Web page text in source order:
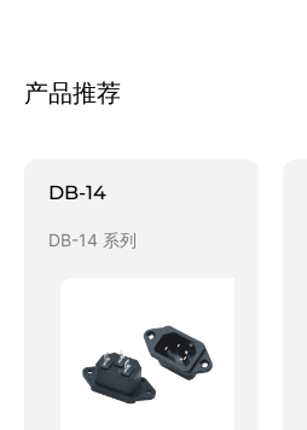
产品推荐
DB-14
DB-14 系列